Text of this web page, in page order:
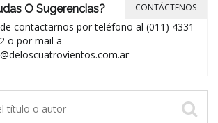
O Sugerencias?
contactarnos por teléfono al (011) 4331-
o por mail a
CONTÁCTENOS